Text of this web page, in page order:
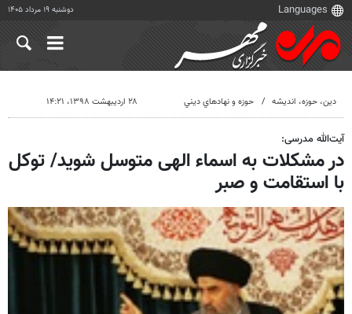
دوشنبه ۱۹ مرداد ۱۴۰۵
دين، حوزه، انديشه حوزه و نهادهاي ديني ۲۸ اردیبهشت ۱۳۹۸، ۱۴:۲۱
آیت‌الله مدرسی:
در مشکلات به اسماء الهی متوسل شوید/ توکل
با استقامت و صبر